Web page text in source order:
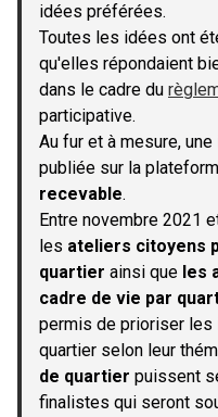
idées préférées.
Toutes les idées ont
qu'elles répondaient
dans le cadre du
participative.
Au fur et à mesure,
publiée sur la
recevable.
Entre novembre 2021
les ateliers citoyens
quartier ainsi que les
cadre de vie par
permis de prioriser les
quartier selon leur
de quartier puissent
finalistes qui seront